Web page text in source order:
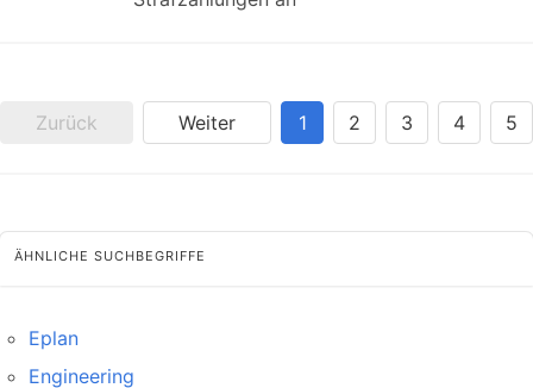
Zurück Weiter 1 2 3 4 5
ÄHNLICHE SUCHBEGRIFFE
Eplan
Engineering